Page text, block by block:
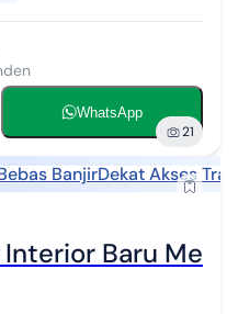
WhatsApp
21
BanjirDekat Akses
Baru